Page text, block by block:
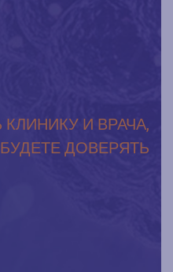
И ВРАЧА,
ДОВЕРЯТЬ